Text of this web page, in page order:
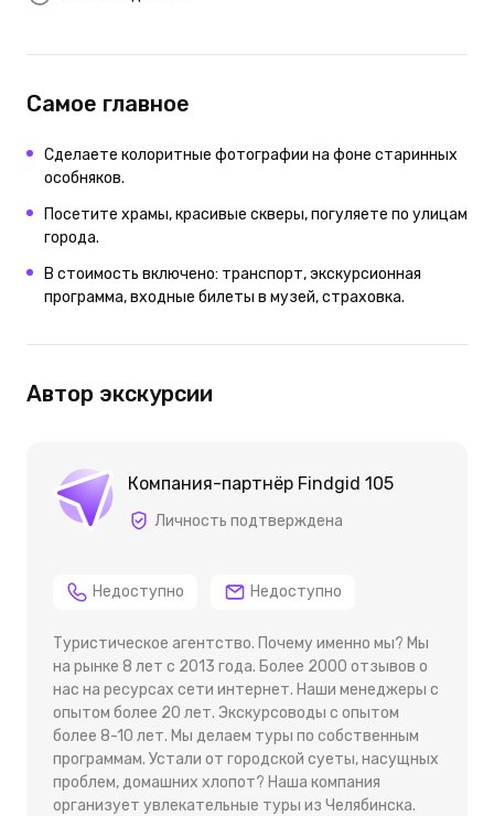
Самое главное
Сделаете колоритные фотографии на фоне старинных
особняков.
Посетите храмы, красивые скверы, погуляете по улицам
города.
В стоимость включено: транспорт, экскурсионная
программа, входные билеты в музей, страховка.
Автор экскурсии
Компания-партнёр Findgid 105
Личность подтверждена
Недоступно Недоступно
Туристическое агентство. Почему именно мы? Мы
на рынке 8 лет с 2013 года. Более 2000 отзывов о
нас на ресурсах сети интернет. Наши менеджеры с
опытом более 20 лет. Экскурсоводы с опытом
более 8-10 лет. Мы делаем туры по собственным
программам. Устали от городской суеты, насущных
проблем, домашних хлопот? Наша компания
организует увлекательные туры из Челябинска.